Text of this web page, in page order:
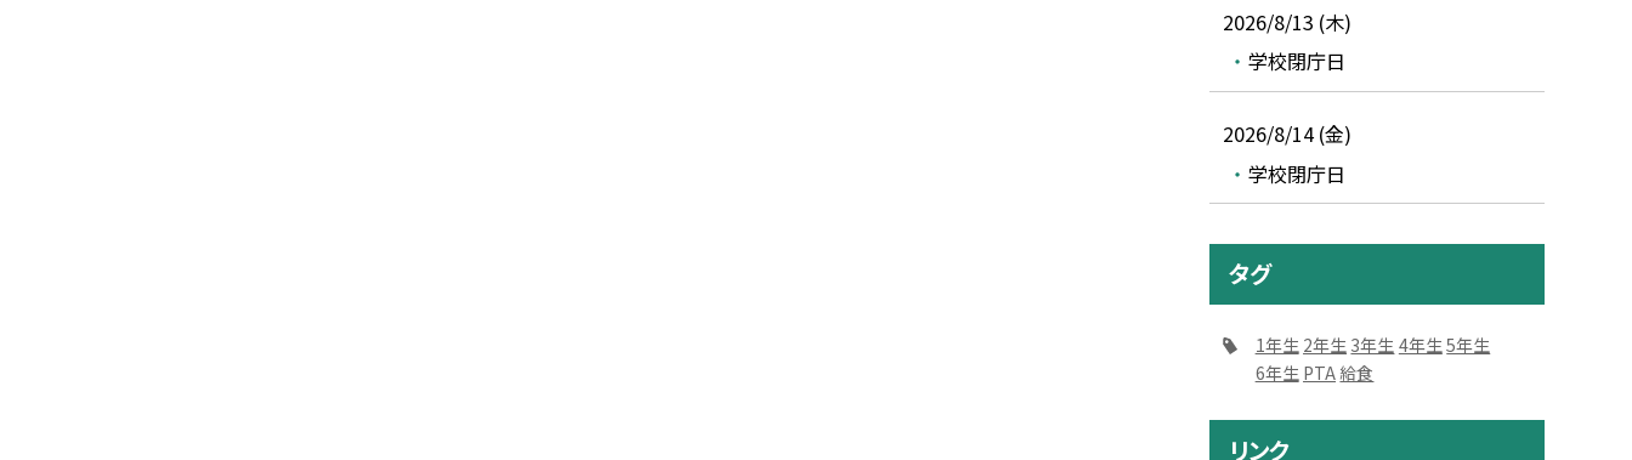
2026/8/13 (木)
学校閉庁日
2026/8/14 (金)
学校閉庁日
タグ
1年生 2年生 3年生 4年生 5年生
6年生 PTA 給食
リンク